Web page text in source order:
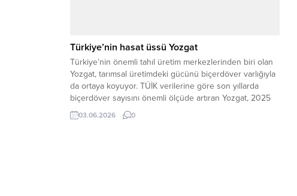
Türkiye’nin hasat üssü Yozgat
Türkiye’nin önemli tahıl üretim merkezlerinden biri olan
Yozgat, tarımsal üretimdeki gücünü biçerdöver varlığıyla
da ortaya koyuyor. TÜİK verilerine göre son yıllarda
biçerdöver sayısını önemli ölçüde artıran Yozgat, 2025
yılında 1.347 biçerdöverle Türkiye üçüncülüğünü
paylaşarak dikkat çekici bir başarıya imza attı. Özellikle
03.06.2026 0